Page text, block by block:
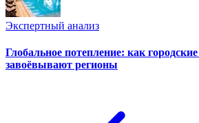
Экспертный анализ
Глобальное потепление: как
завоёвывают регионы